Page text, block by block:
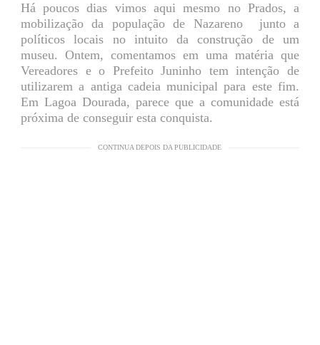
Há poucos dias vimos aqui mesmo no Prados, a
mobilização da população de Nazareno junto a
políticos locais no intuito da construção de um
museu. Ontem, comentamos em uma matéria que
Vereadores e o Prefeito Juninho tem intenção de
utilizarem a antiga cadeia municipal para este fim.
Em Lagoa Dourada, parece que a comunidade está
próxima de conseguir esta conquista.
CONTINUA DEPOIS DA PUBLICIDADE